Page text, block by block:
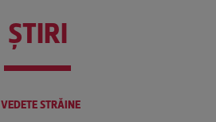
ŞTIRI
VEDETE STRĂINE